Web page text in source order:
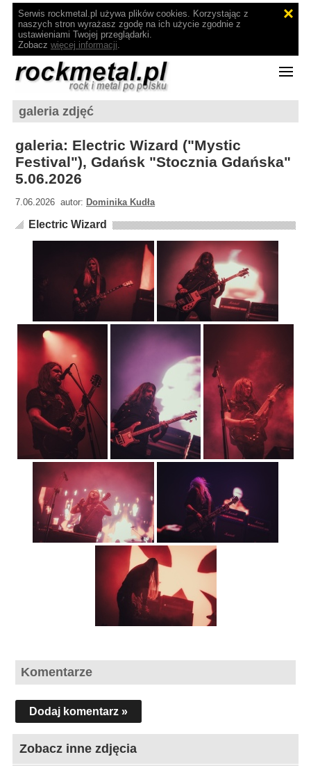
Serwis rockmetal.pl używa plików cookies. Korzystając z
naszych stron wyrażasz zgodę na ich użycie zgodnie z
ustawieniami Twojej przeglądarki.
Zobacz więcej informacji.
galeria zdjęć
galeria: Electric Wizard ("Mystic
Festival"), Gdańsk "Stocznia Gdańska"
5.06.2026
7.06.2026 autor: Dominika Kudła
Electric Wizard
Komentarze
Dodaj komentarz »
Zobacz inne zdjęcia